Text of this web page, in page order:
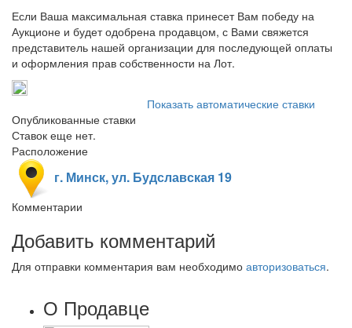
Если Ваша максимальная ставка принесет Вам победу на
Аукционе и будет одобрена продавцом, с Вами свяжется
представитель нашей организации для последующей оплаты
и оформления прав собственности на Лот.
Показать автоматические ставки
Опубликованные ставки
Ставок еще нет.
Расположение
г. Минск, ул. Будславская 19
Комментарии
Добавить комментарий
Для отправки комментария вам необходимо авторизоваться.
О Продавце